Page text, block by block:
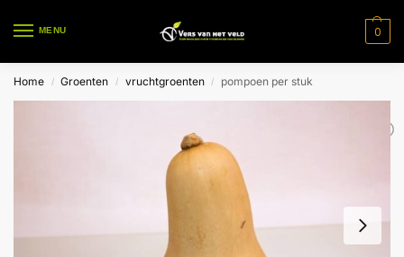
MENU 0
Home / Groenten / vruchtgroenten / pompoen per stuk